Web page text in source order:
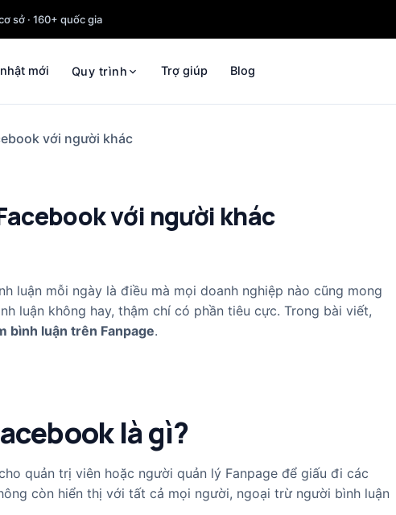
sở · 160+ quốc gia
mới Quy trình Trợ giúp Blog
với người khác
với người khác
luận mỗi ngày là điều mà mọi doanh nghiệp nào cũng mong
luận không hay, thậm chí có phần tiêu cực. Trong bài viết,
bình luận trên Fanpage.
là gì?
quản trị viên hoặc người quản lý Fanpage để giấu đi các
còn hiển thị với tất cả mọi người, ngoại trừ người bình luận